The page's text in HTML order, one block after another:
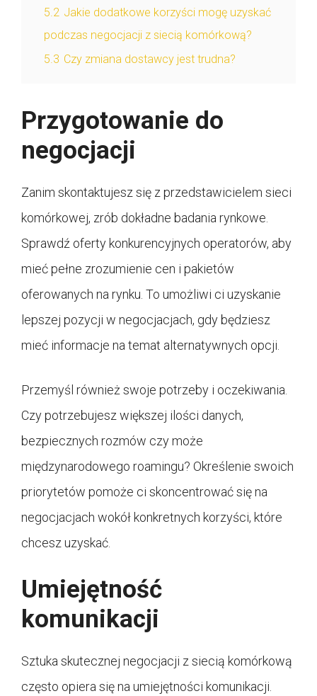
5.2 Jakie dodatkowe korzyści mogę uzyskać
podczas negocjacji z siecią komórkową?
5.3 Czy zmiana dostawcy jest trudna?
Przygotowanie do
negocjacji
Zanim skontaktujesz się z przedstawicielem sieci
komórkowej, zrób dokładne badania rynkowe.
Sprawdź oferty konkurencyjnych operatorów, aby
mieć pełne zrozumienie cen i pakietów
oferowanych na rynku. To umożliwi ci uzyskanie
lepszej pozycji w negocjacjach, gdy będziesz
mieć informacje na temat alternatywnych opcji.
Przemyśl również swoje potrzeby i oczekiwania.
Czy potrzebujesz większej ilości danych,
bezpiecznych rozmów czy może
międzynarodowego roamingu? Określenie swoich
priorytetów pomoże ci skoncentrować się na
negocjacjach wokół konkretnych korzyści, które
chcesz uzyskać.
Umiejętność
komunikacji
Sztuka skutecznej negocjacji z siecią komórkową
często opiera się na umiejętności komunikacji.